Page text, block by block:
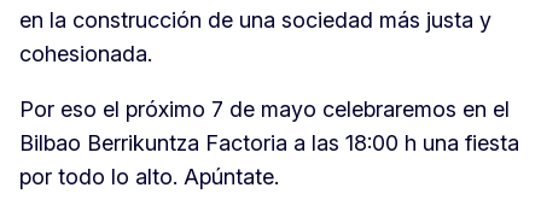
en la construcción de una sociedad más justa y
cohesionada.
Por eso el próximo 7 de mayo celebraremos en el
Bilbao Berrikuntza Factoria a las 18:00 h una fiesta
por todo lo alto. Apúntate.